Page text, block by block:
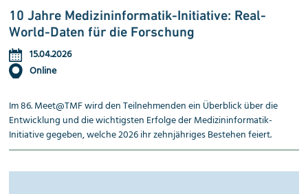
10 Jahre Medizininformatik-Initiative: Real-
World-Daten für die Forschung
15.04.2026
Online
Im 86. Meet@TMF wird den Teilnehmenden ein Überblick über die
Entwicklung und die wichtigsten Erfolge der Medizininformatik-
Initiative gegeben, welche 2026 ihr zehnjähriges Bestehen feiert.